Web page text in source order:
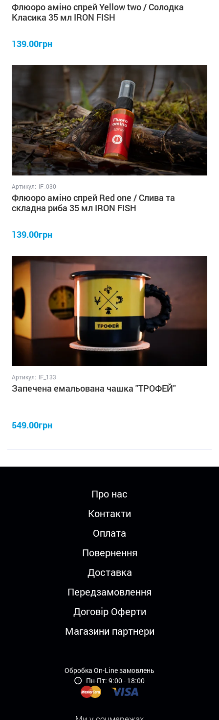
Флюоро аміно спрей Yellow two / Солодка
Класика 35 мл IRON FISH
139.00грн
Артикул: IF_030
Флюоро аміно спрей Red one / Слива та
складна риба 35 мл IRON FISH
139.00грн
Артикул: IF_133
Запечена емальована чашка "ТРОФЕЙ"
549.00грн
Про нас
Контакти
Оплата
Повернення
Доставка
Передзамовлення
Договір Оферти
Магазини партнери
Обробка On-Line замовлень
Пн-Пт: 9:00 - 18:00